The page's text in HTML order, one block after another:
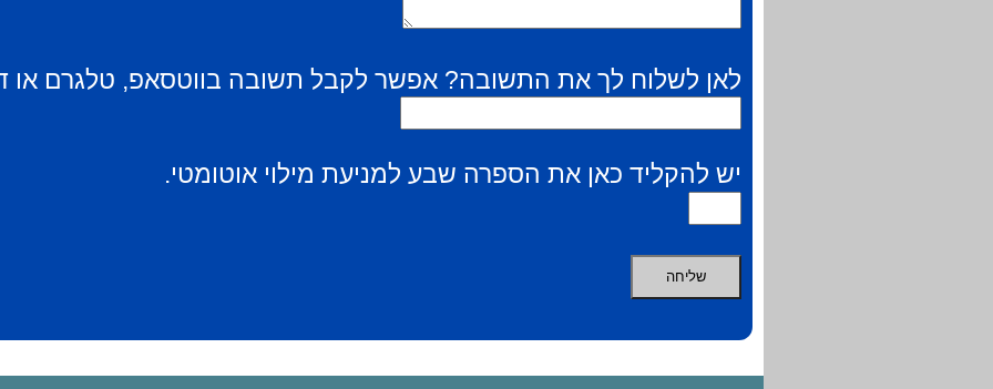
לאן לשלוח לך את התשובה? אפשר לקבל תשובה בווטסאפ, טלגרם או
יש להקליד כאן את הספרה שבע למניעת מילוי אוטומטי.